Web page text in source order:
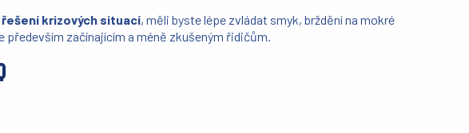
řešení krizových situací, měli byste lépe zvládat smyk, brždění na mokré
především začínajícím a méně zkušeným řidičům.